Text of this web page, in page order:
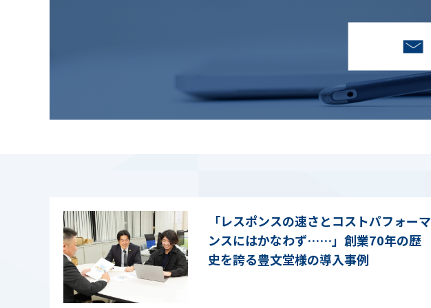
「レスポンスの速さとコストパフォーマ
ンスにはかなわず……」創業70年の歴
史を誇る豊文堂様の導入事例